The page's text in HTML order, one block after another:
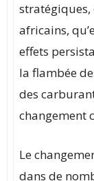
stratégiques,
africains,
effets
la flambée
des
changement
Le
dans de